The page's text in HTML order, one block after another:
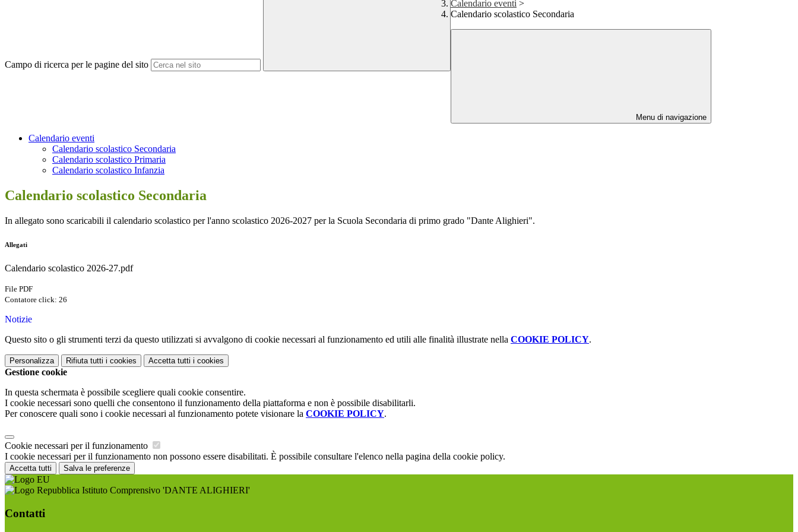
Campo di ricerca per le pagine del sito
Calendario eventi >
Calendario scolastico Secondaria
Menu di navigazione
Calendario eventi
Calendario scolastico Secondaria
Calendario scolastico Primaria
Calendario scolastico Infanzia
Calendario scolastico Secondaria
In allegato sono scaricabili il calendario scolastico per l'anno scolastico 2026-2027 per la Scuola Secondaria di primo grado "Dante Alighieri".
Allegati
Calendario scolastico 2026-27.pdf
File PDF
Contatore click: 26
Notizie
Questo sito o gli strumenti terzi da questo utilizzati si avvalgono di cookie necessari al funzionamento ed utili alle finalità illustrate nella COOKIE POLICY.
Personalizza Rifiuta tutti i cookies Accetta tutti i cookies
Gestione cookie
In questa schermata è possibile scegliere quali cookie consentire.
I cookie necessari sono quelli che consentono il funzionamento della piattaforma e non è possibile disabilitarli.
Per conoscere quali sono i cookie necessari al funzionamento potete visionare la COOKIE POLICY.
Cookie necessari per il funzionamento
I cookie necessari per il funzionamento non possono essere disabilitati. È possibile consultare l'elenco nella pagina della cookie policy.
Accetta tutti Salva le preferenze
Istituto Comprensivo 'DANTE ALIGHIERI'
Contatti